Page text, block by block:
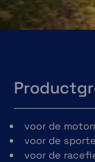
voor de
voor de
voor de